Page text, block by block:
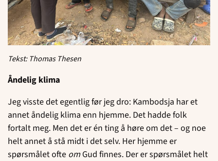
Tekst: Thomas Thesen
Åndelig klima
Jeg visste det egentlig før jeg dro: Kambodsja har et
annet åndelig klima enn hjemme. Det hadde folk
fortalt meg. Men det er én ting å høre om det – og noe
helt annet å stå midt i det selv. Her hjemme er
spørsmålet ofte om Gud finnes. Der er spørsmålet helt